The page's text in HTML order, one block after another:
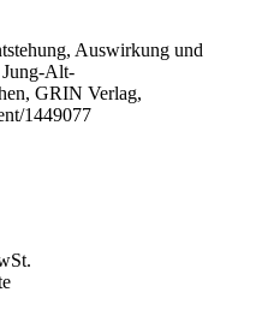
Auswirkung und
Alt-
GRIN Verlag,
1449077